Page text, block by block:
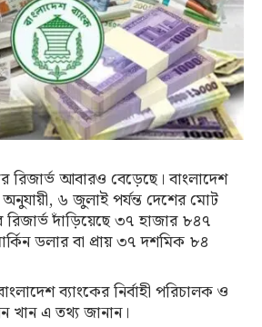
রিজার্ভ আবারও বেড়েছে। বাংলাদেশ
অনুযায়ী, ৬ জুলাই পর্যন্ত দেশের মোট
রিজার্ভ দাঁড়িয়েছে ৩৭ হাজার ৮৪৭
ডলার বা প্রায় ৩৭ দশমিক ৮৪
ব্যাংকের নির্বাহী পরিচালক ও
খান এ তথ্য জানান।